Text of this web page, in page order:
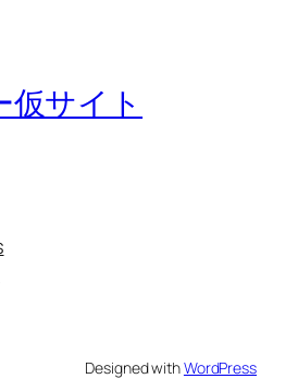
サイト
Designed withWordPress